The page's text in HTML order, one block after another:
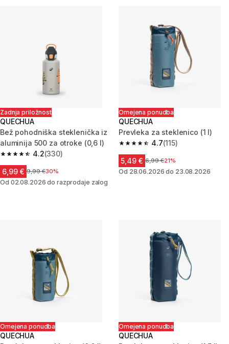
Zadnja priložnost
QUECHUA
Bež pohodniška steklenička iz
aluminija 500 za otroke (0,6 l)
4.2
4.2 od 5 zvezdic from 330 ocene
(330)
6,99 € Cena pred znižanjem
9,99 €30%
Od 02.08.2026 do razprodaje zalog
Omejena ponudba
QUECHUA
Prevleka za steklenico (1 l)
4.7
4.7 od 5 zvezdic from 115
(115)
5,49 € Cena pred znižanjem
6,99 €21%
Od 28.06.2026 do 23.08.2026
Omejena ponudba
QUECHUA
Omejena ponudba
QUECHUA